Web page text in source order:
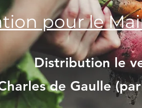
pour le
Distribution le
de Gaulle